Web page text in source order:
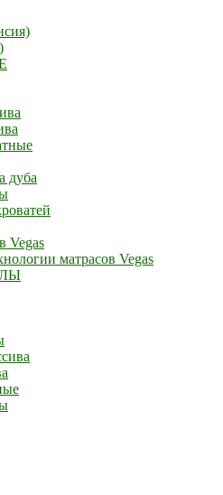
дуба
Vegas
матрасов Vegas